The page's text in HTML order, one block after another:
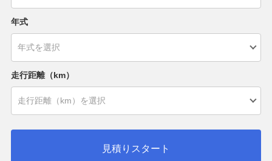
年式
走行距離（km）
見積りスタート